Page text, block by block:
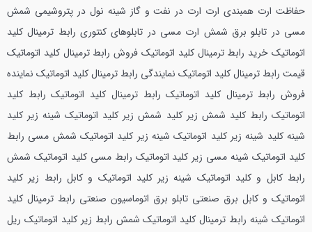
حفاظت ارت همبندی ارت ارت در نفت و گاز شینه نول در پتروشیمی شمش
مسی در تابلو برق شمش ارت مسی در تابلوهای کنتوری رابط ترمینال کلید
اتوماتیک خرید رابط ترمینال کلید اتوماتیک فروش رابط ترمینال کلید اتوماتیک
قیمت رابط ترمینال کلید اتوماتیک نمایندگی رابط ترمینال کلید اتوماتیک نماینده
فروش رابط ترمینال کلید اتوماتیک رابط ترمینال کلید اتوماتیک رابط کلید
اتوماتیک رابط کلید شمش زیر کلید شمش زیر کلید اتوماتیک شینه زیر کلید
شینه کلید شینه زیر کلید اتوماتیک شینه زیر کلید اتوماتیک شمش مسی رابط
کلید اتوماتیک شینه مسی زیر کلید اتوماتیک رابط مسی کلید اتوماتیک شمش
رابط کابل و کلید اتوماتیک شینه زیر کلید اتوماتیک و کابل رابط زیر کلید
اتوماتیک و کابل برق صنعتی تابلو برق اتوماسیون صنعتی رابط ترمینال کلید
اتوماتیک شینه رابط ترمینال کلید اتوماتیک شمش رابط زیر کلید اتوماتیک ریل